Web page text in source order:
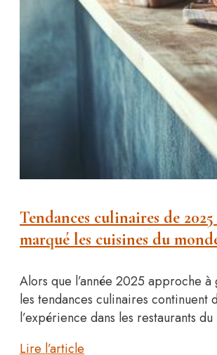
Tendances culinaires de
marqué les cuisines du
Alors que l’année 2025 approche à
les tendances culinaires continuent
l’expérience dans les restaurants
Lire l’article